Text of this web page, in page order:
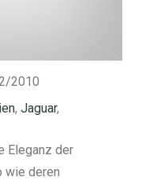
2010
, Jaguar,
Eleganz der
wie deren